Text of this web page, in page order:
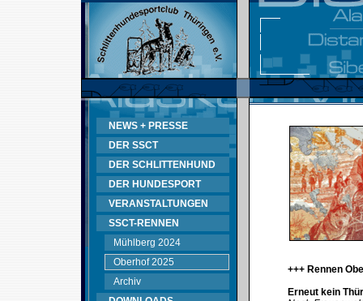
NEWS + PRESSE
DER SSCT
DER SCHLITTENHUND
DER HUNDESPORT
VERANSTALTUNGEN
SSCT-RENNEN
Mühlberg 2024
Oberhof 2025
Archiv
+++ Rennen
Erneut kein